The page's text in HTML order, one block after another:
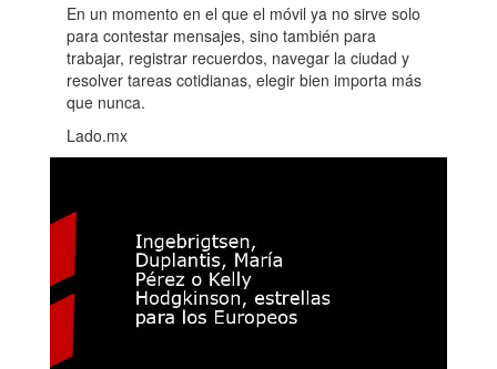
En un momento en el que el móvil ya no sirve solo
para contestar mensajes, sino también para
trabajar, registrar recuerdos, navegar la ciudad y
resolver tareas cotidianas, elegir bien importa más
que nunca.
Lado.mx